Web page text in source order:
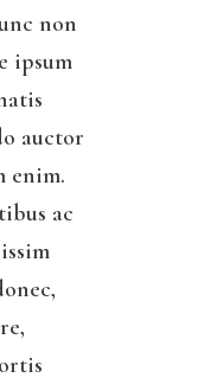
non
ipsum
auctor
enim.
ac